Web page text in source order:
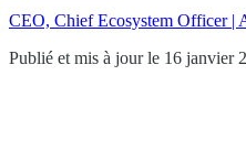
CEO, Chief Ecosystem Officer |
Publié et mis à jour le 16 janvier